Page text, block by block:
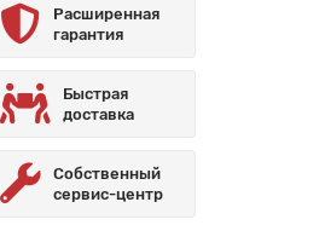
Расширенная
гарантия
Быстрая
доставка
Собственный
сервис-центр